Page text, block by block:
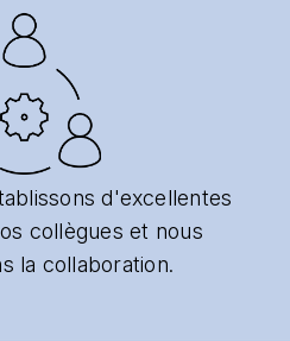
d'excellentes
collègues et nous
la collaboration.